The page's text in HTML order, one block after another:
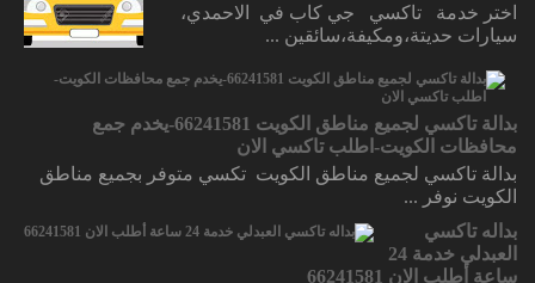
اختر خدمة تاكسي جي كاب في الاحمدي،
سيارات حديتة،ومكيفة،سائقين ...
بدالة تاكسي لجميع مناطق الكويت 66241581-يخدم جمع
محافظات الكويت-اطلب تاكسي الان
بدالة تاكسي لجميع مناطق الكويت تكسي متوفر بجميع مناطق
الكويت نوفر ...
بداله تاكسي
العبدلي خدمة 24
ساعة أطلب الان 66241581